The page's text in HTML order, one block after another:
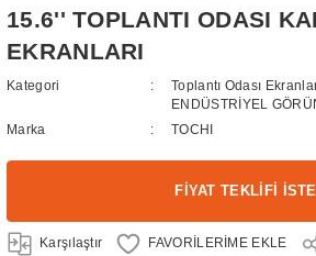
15.6'' TOPLANTI ODASI
EKRANLARI
Kategori Toplantı Odası
ENDÜSTRİYEL
Marka
TOCHI
FİYAT TEKLİFİ İSTE
Karşılaştır